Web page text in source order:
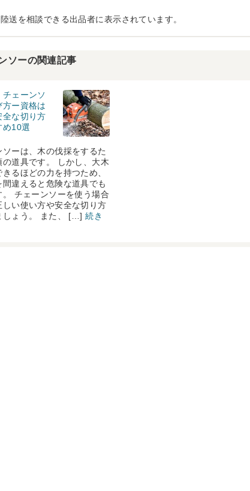
送を相談できる出品者に表示されています。
ソーの関連記事
チェーンソ
方ー資格は
全な切り方
め10選
ソーは、木の伐採をするた
の道具です。 しかし、大木
るほどの力を持つため、
間違えると危険な道具でも
。 チェーンソーを使う場合
しい使い方や安全な切り方
しょう。 また、 […]続き